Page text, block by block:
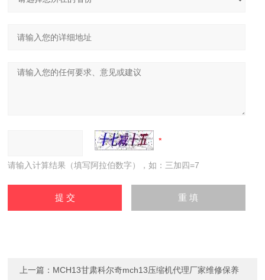
请输入计算结果（填写阿拉伯数字），如：三加四=7
上一篇： MCH13甘肃科尔奇mch13压缩机代理厂家维修保养